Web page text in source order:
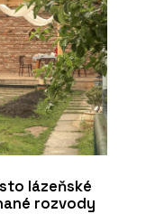
lázeňské
rozvody